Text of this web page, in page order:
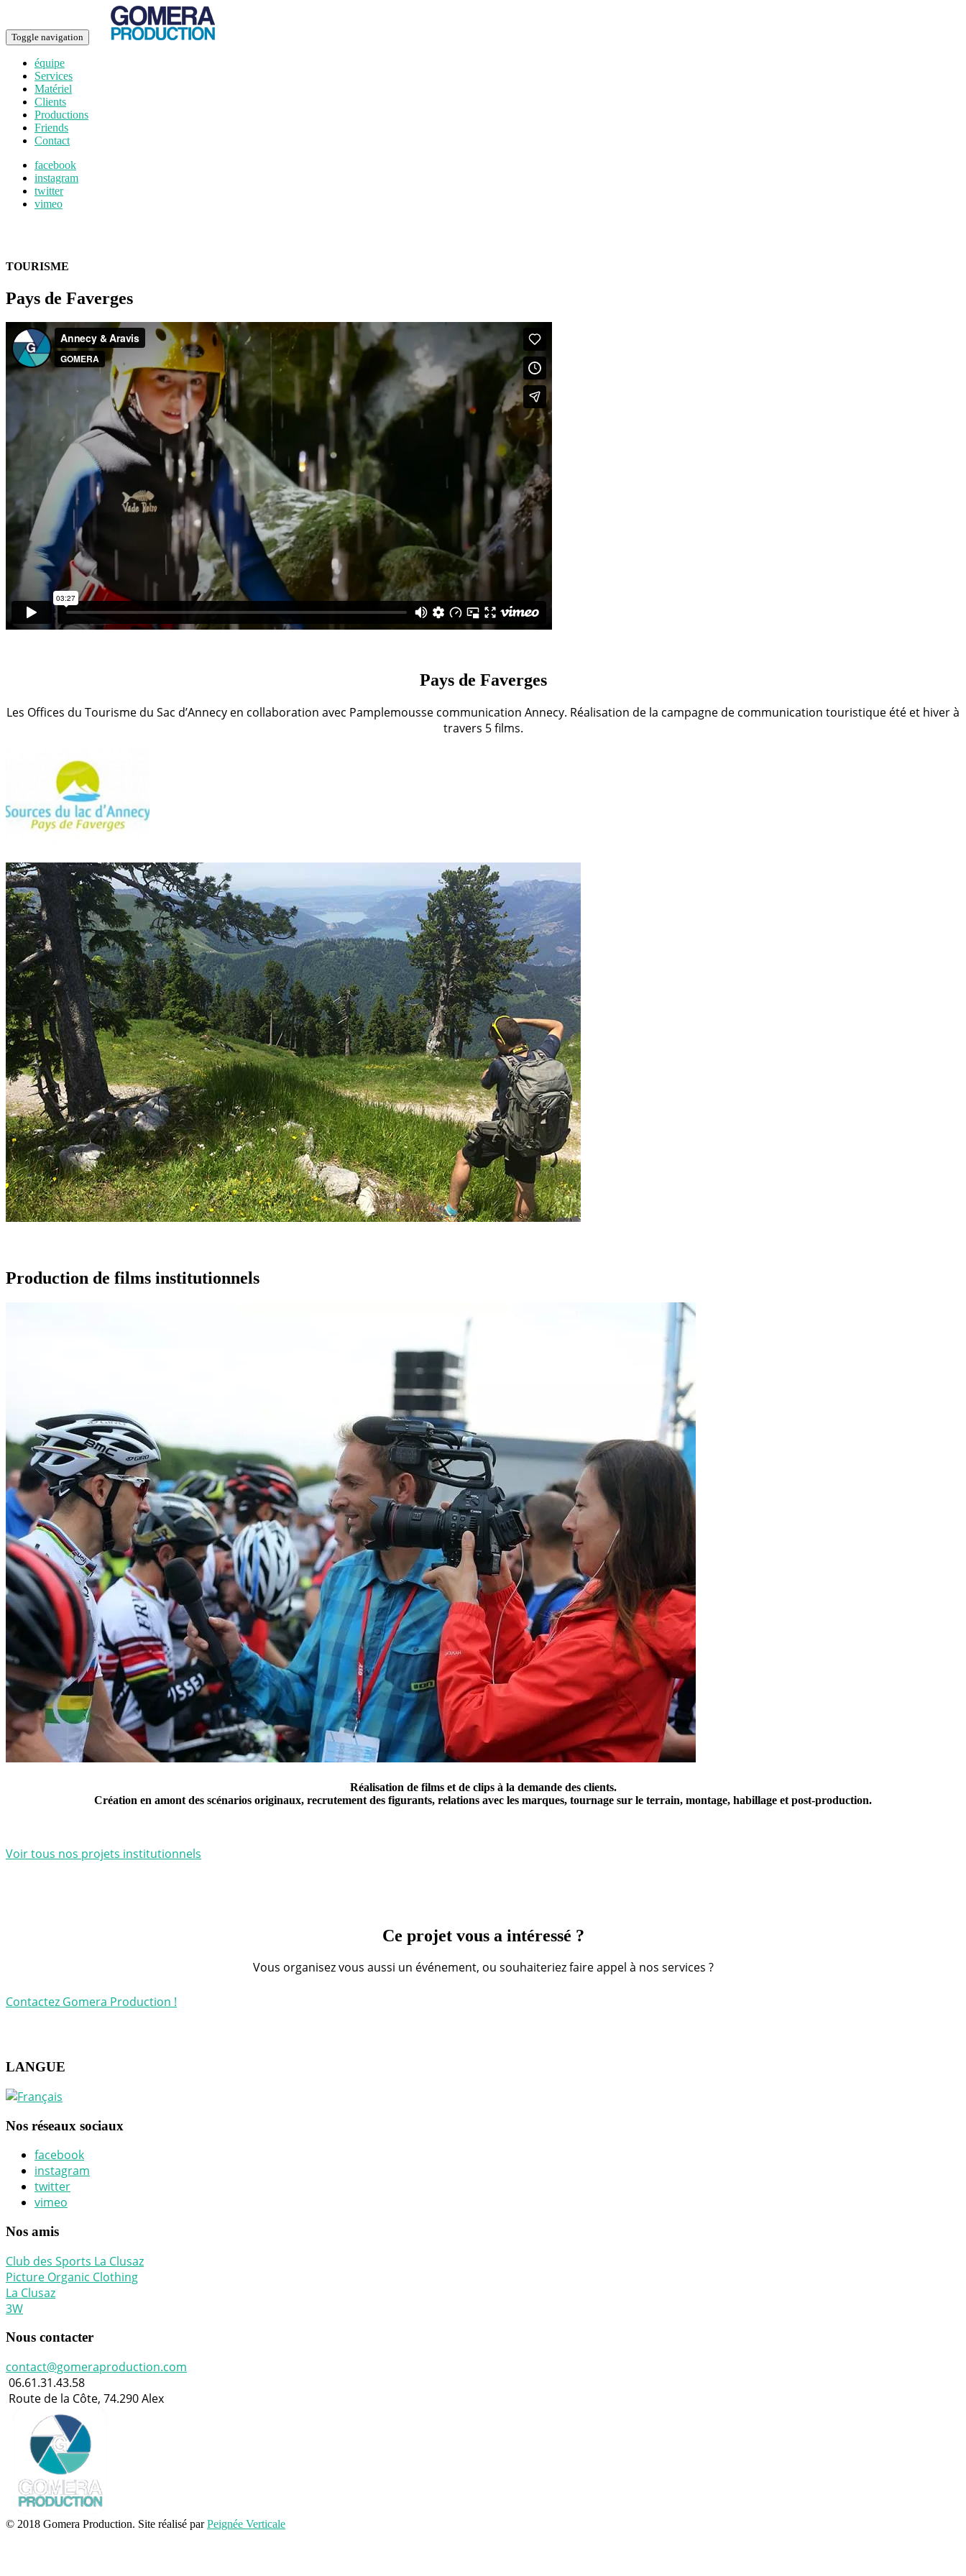
Toggle navigation
équipe
Services
Matériel
Clients
Productions
Friends
Contact
facebook
instagram
twitter
vimeo
TOURISME
Pays de Faverges
Pays de Faverges
Les Offices du Tourisme du Sac d’Annecy en collaboration avec Pamplemousse communication Annecy. Réalisation de la campagne de communication touristique été et hiver à
travers 5 films.
Production de films institutionnels
Réalisation de films et de clips à la demande des clients.
Création en amont des scénarios originaux, recrutement des figurants, relations avec les marques, tournage sur le terrain, montage, habillage et post-production.
Voir tous nos projets institutionnels
Ce projet vous a intéressé ?
Vous organisez vous aussi un événement, ou souhaiteriez faire appel à nos services ?
Contactez Gomera Production !
LANGUE
Nos réseaux sociaux
facebook
instagram
twitter
vimeo
Nos amis
Club des Sports La Clusaz
Picture Organic Clothing
La Clusaz
3W
Nous contacter
contact@gomeraproduction.com
06.61.31.43.58
Route de la Côte, 74.290 Alex
© 2018 Gomera Production. Site réalisé parPeignée Verticale